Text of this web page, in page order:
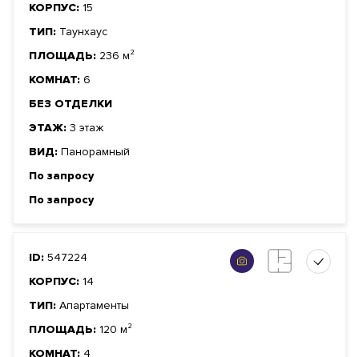
КОРПУС: 15
ТИП: Таунхаус
ПЛОЩАДЬ: 236 м²
КОМНАТ: 6
БЕЗ ОТДЕЛКИ
ЭТАЖ: 3 этаж
ВИД: Панорамный
По запросу
По запросу
ID: 547224
КОРПУС: 14
ТИП: Апартаменты
ПЛОЩАДЬ: 120 м²
КОМНАТ: 4